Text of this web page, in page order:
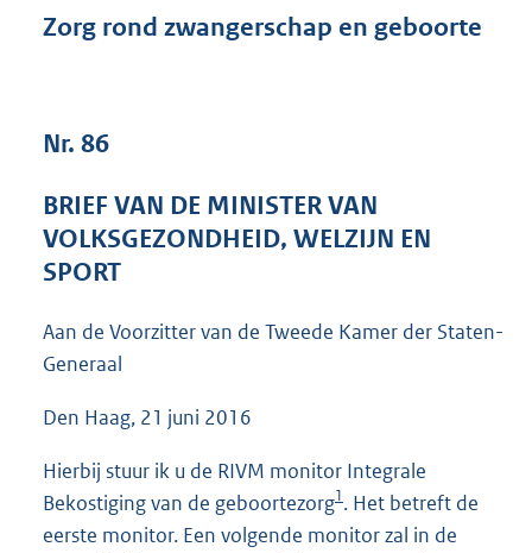
s
e
:
b
Zorg rond zwangerschap en geboorte
Nr. 86
BRIEF VAN DE MINISTER VAN
VOLKSGEZONDHEID, WELZIJN EN
SPORT
Aan de Voorzitter van de Tweede Kamer der Staten-
Generaal
Den Haag, 21 juni 2016
Hierbij stuur ik u de RIVM monitor Integrale
Bekostiging van de geboortezorg1. Het betreft de
eerste monitor. Een volgende monitor zal in de